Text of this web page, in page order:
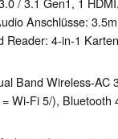
Anschlüsse:
Reader: 4-in-1
Band Wireless-AC
Wi-Fi 5/), Bluetooth